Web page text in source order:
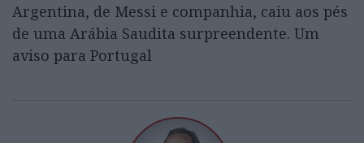
Argentina, de Messi e companhia, caiu aos pés
de uma Arábia Saudita surpreendente. Um
aviso para Portugal